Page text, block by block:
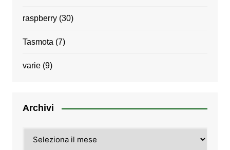
raspberry(30)
Tasmota (7)
varie(9)
Archivi